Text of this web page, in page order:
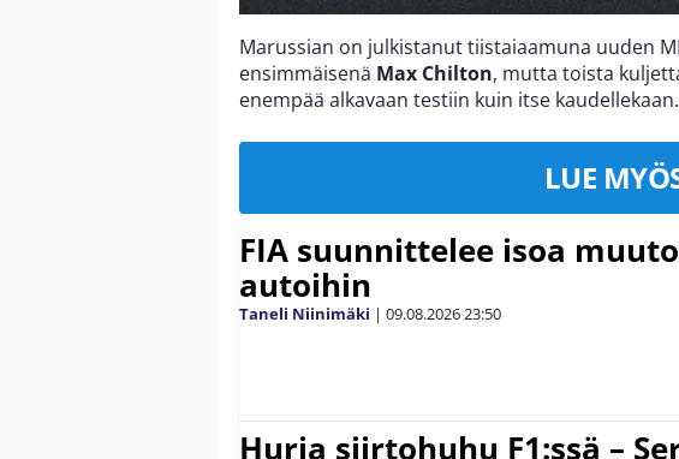
Marussian on julkistanut tiistaiaamuna uuden
ensimmäisenä Max Chilton, mutta toista
enempää alkavaan testiin kuin itse kaudellekaan.
LUE
FIA suunnittelee isoa
autoihin
Taneli Niinimäki | 09.08.202623:50
Hurja siirtohuhu F1:ssä –